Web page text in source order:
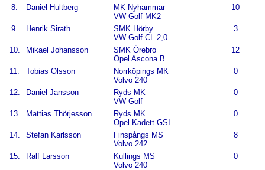
8. Daniel Hultberg
MK Nyhammar
VW Golf MK2
10
9. Henrik Sirath
SMK Hörby
VW Golf CL 2,0
3
10. Mikael Johansson
SMK Örebro
Opel Ascona B
12
11. Tobias Olsson
Norrköpings MK
Volvo 240
0
12. Daniel Jansson
Ryds MK
VW Golf
0
13. Mattias Thörjesson
Ryds MK
Opel Kadett GSI
0
14. Stefan Karlsson
Finspångs MS
Volvo 242
8
15. Ralf Larsson
Kullings MS
Volvo 240
0